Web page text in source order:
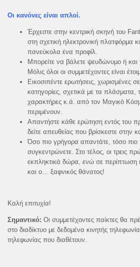
Οι κανόνες είναι απλοί.
Έρχεστε στην κεντρική σκηνή του
στη σχετική ηλεκτρονική πλατφόρμα
πανεύκολα ένα προφίλ.
Μπορείτε να βάλετε ψευδώνυμο ή
Μόλις όλοι οι συμμετέχοντες είναι
Εικοσιπέντε ερωτήσεις, χωρισμένες
κατηγορίες, σχετικά με τα πλάσματα,
χαρακτήρες κ.ά. από τον Μαγικό
περιμένουν.
Απαντήστε κάθε ερώτηση εντός του
δείτε απευθείας που βρίσκεστε στην
Όσο πιο γρήγορα απαντάτε, τόσο
συγκεντρώνετε. Στο τέλος, οι τρεις
εκπληκτικά δώρα, ενώ σε περίπτωση
και ο… ξαφνικός θάνατος!
Καλή επιτυχία!
Σημαντικό: Οι συμμετέχοντες παίκτες θα
στο διαδίκτυο με δεδομένα κινητής
τηλεφωνίας που διαθέτουν.